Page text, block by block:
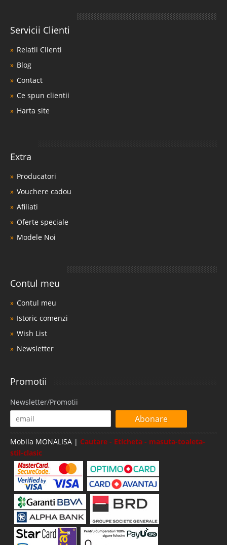
Servicii Clienti
Relatii Clienti
Blog
Contact
Ce spun clientii
Harta site
Extra
Producatori
Vouchere cadou
Afiliati
Oferte speciale
Modele Noi
Contul meu
Contul meu
Istoric comenzi
Wish List
Newsletter
Promotii
Newsletter/Promotii
Abonare
Mobila MONALISA | Cautare - Eticheta - masuta-toaleta-
stil-clasic